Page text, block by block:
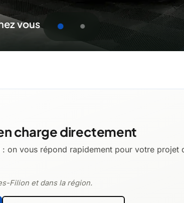
charge directement
on vous répond rapidement pour votre projet
Filion et dans la région.